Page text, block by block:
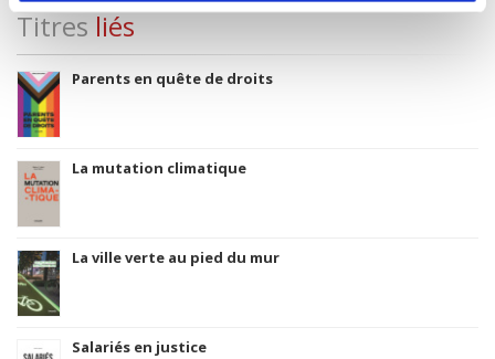
Titres liés
Parents en quête de droits
La mutation climatique
La ville verte au pied du mur
Salariés en justice